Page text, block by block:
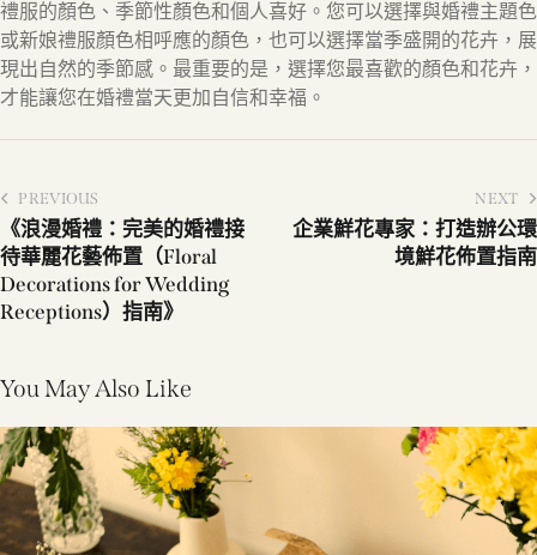
禮服的顏色、季節性顏色和個人喜好。您可以選擇與婚禮主題色
或新娘禮服顏色相呼應的顏色，也可以選擇當季盛開的花卉，展
現出自然的季節感。最重要的是，選擇您最喜歡的顏色和花卉，
才能讓您在婚禮當天更加自信和幸福。
PREVIOUS
《浪漫婚禮：完美的婚禮接
待華麗花藝佈置（Floral
Decorations for Wedding
Receptions）指南》
NEXT
企業鮮花專家：打造辦公環
境鮮花佈置指南
You May Also Like